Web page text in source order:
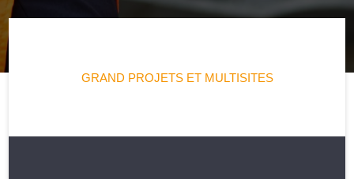
GRAND PROJETS ET MULTISITES